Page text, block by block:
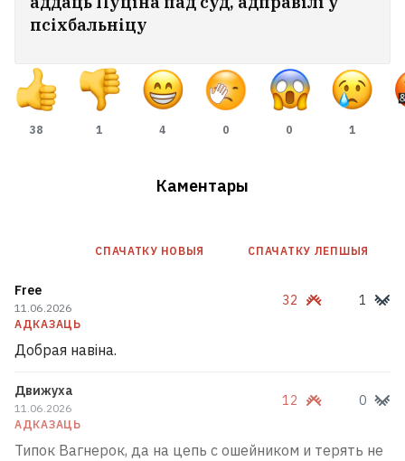
псіхбальніцу
38 1 4 0 0 1
Каментары
СПАЧАТКУ НОВЫЯ СПАЧАТКУ ЛЕПШЫЯ
Free
11.06.2026
АДКАЗАЦЬ
32 1
Добрая навіна.
Движуха
11.06.2026
АДКАЗАЦЬ
12 0
Типок Вагнерок, да на цепь с ошейником и терять не
У ліпені Расія яшчэ больш павялічыла
Зяленскі: Ракеты для Patriot могуць не
даваць, каб Украіна была больш
У Тайландзе маланка забіла 24‑гадовага
футбаліста проста падчас матча ВІДЭА
2